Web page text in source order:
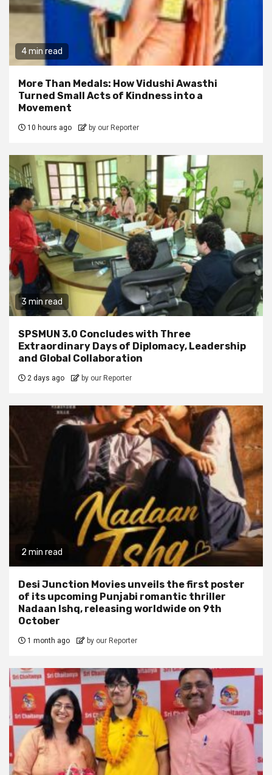
4 min read
More Than Medals: How Vidushi Awasthi
Turned Small Acts of Kindness into a
Movement
10 hours ago by our Reporter
3 min read
SPSMUN 3.0 Concludes with Three
Extraordinary Days of Diplomacy, Leadership
and Global Collaboration
2 days ago by our Reporter
2 min read
Desi Junction Movies unveils the first poster
of its upcoming Punjabi romantic thriller
Nadaan Ishq, releasing worldwide on 9th
October
1 month ago by our Reporter